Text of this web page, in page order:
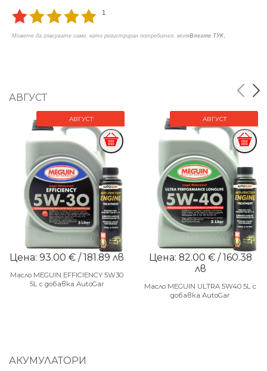
1
Можете да гласувате само, като регистриран потребител, моляВлезте ТУК
АВГУСТ
АВГУСТ
Цена: 93.00 € / 181.89 лв
Масло MEGUIN EFFICIENCY 5W30
5L с добавка AutoGar
АВГУСТ
Цена: 82.00 € / 160.38
лв
Масло MEGUIN ULTRA 5W40 5L с
добавка AutoGar
АКУМУЛАТОРИ